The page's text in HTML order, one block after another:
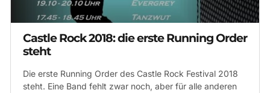
Castle Rock 2018: die erste Running Order
steht
Die erste Running Order des Castle Rock Festival 2018
steht. Eine Band fehlt zwar noch, aber für alle anderen